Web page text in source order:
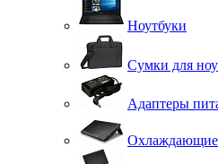
Ноутбуки
Сумки для
Адаптеры
Охлаждающие